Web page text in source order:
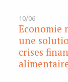
10/06
Economie
une
crises